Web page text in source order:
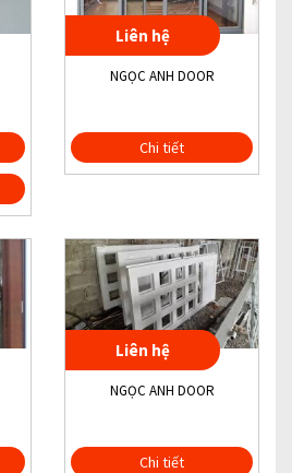
Liên hệ
NGỌC ANH DOOR
Chi tiết
Liên hệ
NGỌC ANH DOOR
Chi tiết